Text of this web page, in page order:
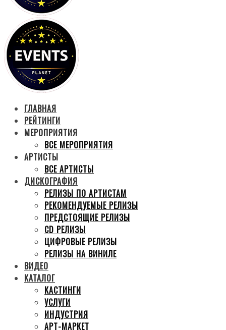
ГЛАВНАЯ
РЕЙТИНГИ
МЕРОПРИЯТИЯ
ВСЕ МЕРОПРИЯТИЯ
АРТИСТЫ
ВСЕ АРТИСТЫ
ДИСКОГРАФИЯ
РЕЛИЗЫ ПО АРТИСТАМ
РЕКОМЕНДУЕМЫЕ РЕЛИЗЫ
ПРЕДСТОЯЩИЕ РЕЛИЗЫ
CD РЕЛИЗЫ
ЦИФРОВЫЕ РЕЛИЗЫ
РЕЛИЗЫ НА ВИНИЛЕ
ВИДЕО
КАТАЛОГ
КАСТИНГИ
УСЛУГИ
ИНДУСТРИЯ
АРТ-МАРКЕТ